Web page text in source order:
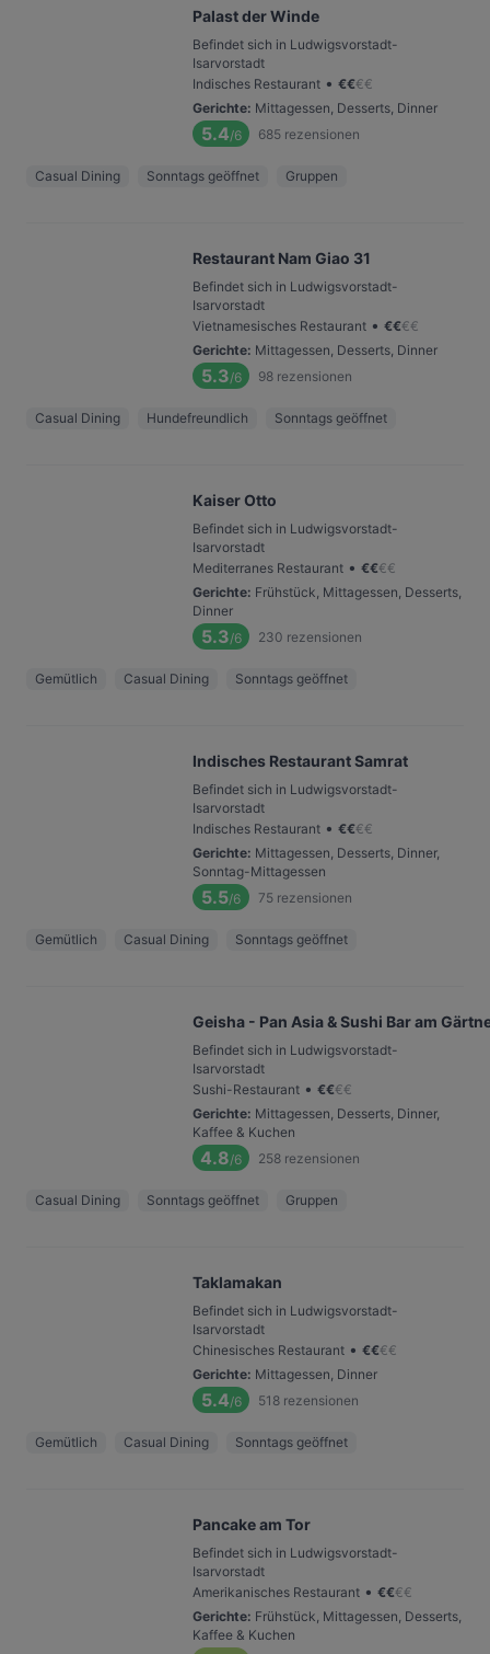
Palast der Winde
Befindet sich in Ludwigsvorstadt-
Isarvorstadt
Indisches Restaurant • €€€€
Gerichte: Mittagessen, Desserts, Dinner
5.4/6 685 rezensionen
Casual Dining Sonntags geöffnet Gruppen
Restaurant Nam Giao 31
Befindet sich in Ludwigsvorstadt-
Isarvorstadt
Vietnamesisches Restaurant • €€€€
Gerichte: Mittagessen, Desserts, Dinner
5.3/6 98 rezensionen
Casual Dining Hundefreundlich Sonntags geöffnet
Kaiser Otto
Befindet sich in Ludwigsvorstadt-
Isarvorstadt
Mediterranes Restaurant • €€€€
Gerichte: Frühstück, Mittagessen, Desserts,
Dinner
5.3/6 230 rezensionen
Gemütlich Casual Dining Sonntags geöffnet
Indisches Restaurant Samrat
Befindet sich in Ludwigsvorstadt-
Isarvorstadt
Indisches Restaurant • €€€€
Gerichte: Mittagessen, Desserts, Dinner,
Sonntag-Mittagessen
5.5/6 75 rezensionen
Gemütlich Casual Dining Sonntags geöffnet
Geisha - Pan Asia & Sushi Bar am
Befindet sich in Ludwigsvorstadt-
Isarvorstadt
Sushi-Restaurant • €€€€
Gerichte: Mittagessen, Desserts, Dinner,
Kaffee & Kuchen
4.8/6 258 rezensionen
Casual Dining Sonntags geöffnet Gruppen
Taklamakan
Befindet sich in Ludwigsvorstadt-
Isarvorstadt
Chinesisches Restaurant • €€€€
Gerichte: Mittagessen, Dinner
5.4/6 518 rezensionen
Gemütlich Casual Dining Sonntags geöffnet
Pancake am Tor
Befindet sich in Ludwigsvorstadt-
Isarvorstadt
Amerikanisches Restaurant • €€€€
Gerichte: Frühstück, Mittagessen, Desserts,
Kaffee & Kuchen